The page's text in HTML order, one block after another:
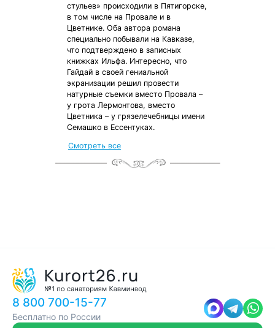
стульев» происходили в Пятигорске,
в том числе на Провале и в
Цветнике. Оба автора романа
специально побывали на Кавказе,
что подтверждено в записных
книжках Ильфа. Интересно, что
Гайдай в своей гениальной
экранизации решил провести
натурные съемки вместо Провала –
у грота Лермонтова, вместо
Цветника – у грязелечебницы имени
Семашко в Ессентуках.
Смотреть все
8 800 700-15-77
Бесплатно по России